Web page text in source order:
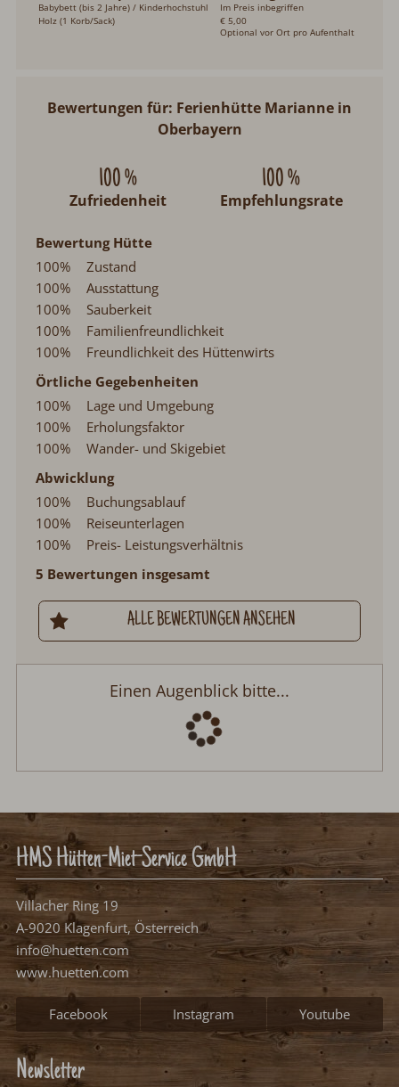
Babybett (bis 2 Jahre) / Kinderhochstuhl
Im Preis inbegriffen
Holz (1 Korb/Sack)
€ 5,00
Optional vor Ort pro Aufenthalt
Bewertungen für: Ferienhütte Marianne in
Oberbayern
100 %
Zufriedenheit
100 %
Empfehlungsrate
Bewertung Hütte
100%
Zustand
100%
Ausstattung
100%
Sauberkeit
100%
Familienfreundlichkeit
100%
Freundlichkeit des Hüttenwirts
Örtliche Gegebenheiten
100%
Lage und Umgebung
100%
Erholungsfaktor
100%
Wander- und Skigebiet
Abwicklung
100%
Buchungsablauf
100%
Reiseunterlagen
100%
Preis- Leistungsverhältnis
5 Bewertungen insgesamt
ALLE BEWERTUNGEN ANSEHEN
Ferienhütte Marianne in Oberbayern
keine Auswahl
Anreisetag wählen
Bitte wählen Sie Ihren Anreisetag.
frei, mögliches Anreisedatum
frei, kein Anreisedatum belegt
Weiter